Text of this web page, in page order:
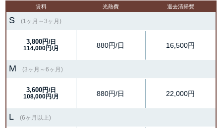
賃料 光熱費 退去清掃費
S (1ヶ月～3ヶ月)
3,800円/日
114,000円/月
880円/日 16,500円
M (3ヶ月～6ヶ月)
3,600円/日
108,000円/月
880円/日 22,000円
L (6ヶ月以上)